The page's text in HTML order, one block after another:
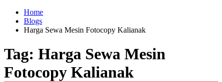
Home
Blogs
Harga Sewa Mesin Fotocopy Kalianak
Tag: Harga Sewa Mesin
Fotocopy Kalianak